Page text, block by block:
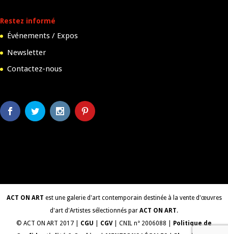
Restez informé
Événements / Expos
Newsletter
Contactez-nous
ACT ON ART est une galerie d'art contemporain destinée à la vente d'œuvres
d'art d'Artistes sélectionnés par ACT ON ART.
© ACT ON ART 2017 | CGU CGV| CNIL n° 2006088 | Politique de